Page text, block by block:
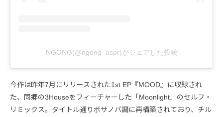
NGONG(@ngong_aspr)がシェアした投稿
今作は昨年7月にリリースされた1st EP『MOOD』に収録され
た、同郷の3Houseをフィーチャーした「Moonlight」のセルフ・
リミックス。タイトル通りボサノバ調に再構築されており、チル